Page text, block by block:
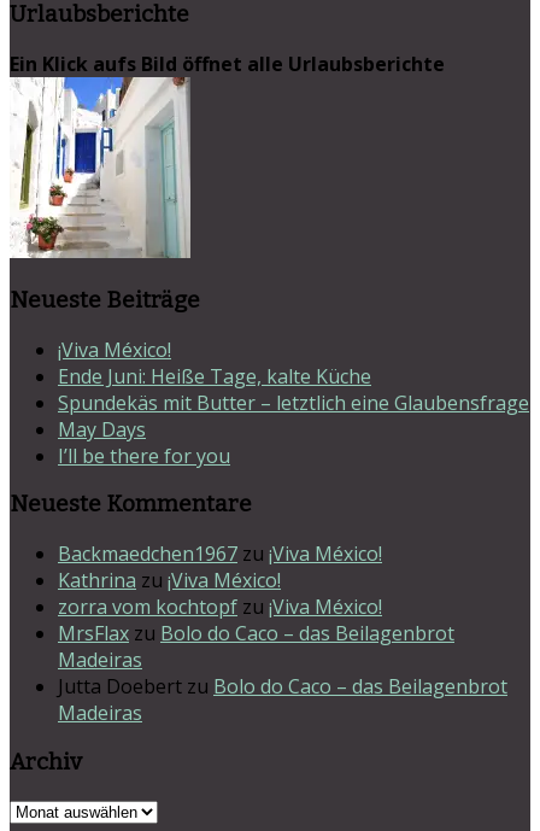
Urlaubsberichte
Ein Klick aufs Bild öffnet alle Urlaubsberichte
Neueste Beiträge
¡Viva México!
Ende Juni: Heiße Tage, kalte Küche
Spundekäs mit Butter – letztlich eine Glaubensfrage
May Days
I’ll be there for you
Neueste Kommentare
Backmaedchen1967 zu ¡Viva México!
Kathrina zu ¡Viva México!
zorra vom kochtopf zu ¡Viva México!
MrsFlax zu Bolo do Caco – das Beilagenbrot
Madeiras
Jutta Doebert zu Bolo do Caco – das Beilagenbrot
Madeiras
Archiv
Archiv